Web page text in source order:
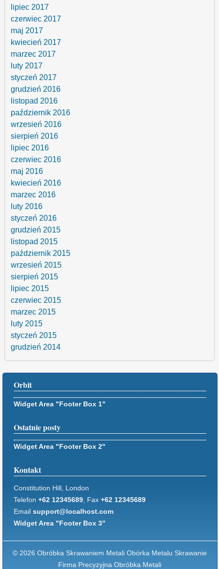
lipiec 2017
czerwiec 2017
maj 2017
kwiecień 2017
marzec 2017
luty 2017
styczeń 2017
grudzień 2016
listopad 2016
październik 2016
wrzesień 2016
sierpień 2016
lipiec 2016
czerwiec 2016
maj 2016
kwiecień 2016
marzec 2016
luty 2016
styczeń 2016
grudzień 2015
listopad 2015
październik 2015
wrzesień 2015
sierpień 2015
lipiec 2015
czerwiec 2015
marzec 2015
luty 2015
styczeń 2015
grudzień 2014
Orbit
Widget Area "Footer Box 1"
Ostatnie posty
Widget Area "Footer Box 2"
Kontakt
Constitution Hill, London
Telefon +62 12345689, Fax +62 12345689
Email support@localhost.com
Widget Area "Footer Box 3"
© 2026 Obróbka Skrawaniem Metali Obórka Metalu Skrawanie
Firma Precyzyjna Obróbka Metali